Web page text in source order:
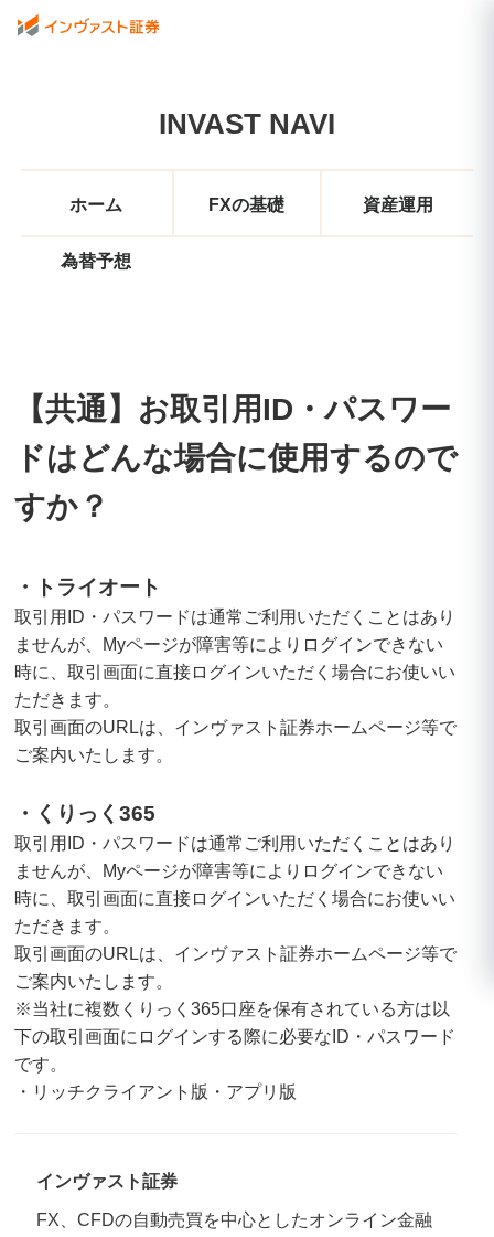
INVAST NAVI
ホーム FXの基礎 資産運用
為替予想
【共通】お取引用ID・パスワー
ドはどんな場合に使用するので
すか？
・トライオート
取引用ID・パスワードは通常ご利用いただくことはあり
ませんが、Myページが障害等によりログインできない
時に、取引画面に直接ログインいただく場合にお使いい
ただきます。
取引画面のURLは、インヴァスト証券ホームページ等で
ご案内いたします。
・くりっく365
取引用ID・パスワードは通常ご利用いただくことはあり
ませんが、Myページが障害等によりログインできない
時に、取引画面に直接ログインいただく場合にお使いい
ただきます。
取引画面のURLは、インヴァスト証券ホームページ等で
ご案内いたします。
※当社に複数くりっく365口座を保有されている方は以
下の取引画面にログインする際に必要なID・パスワード
です。
・リッチクライアント版 ・アプリ版
インヴァスト証券
FX、CFDの自動売買を中心としたオンライン金融